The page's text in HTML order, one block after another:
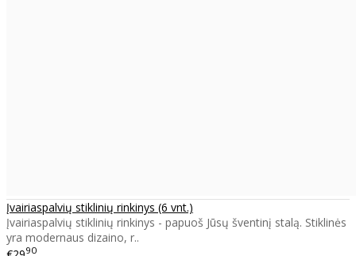
Įvairiaspalvių stiklinių rinkinys (6 vnt.)
Įvairiaspalvių stiklinių rinkinys - papuoš Jūsų šventinį stalą. Stiklinės
yra modernaus dizaino, r..
90